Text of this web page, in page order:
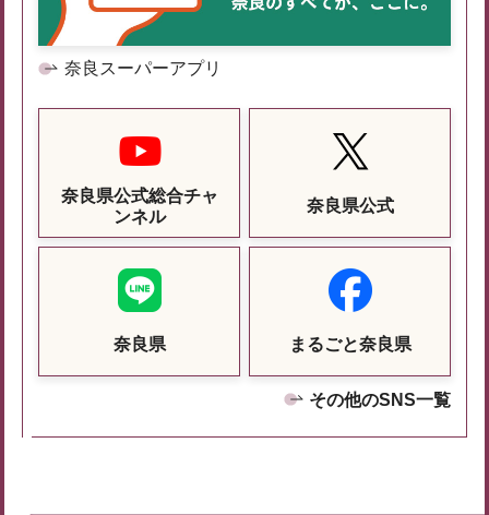
奈良スーパーアプリ
奈良県公式総合チャ
ンネル
奈良県公式
奈良県 まるごと奈良県
その他のSNS一覧